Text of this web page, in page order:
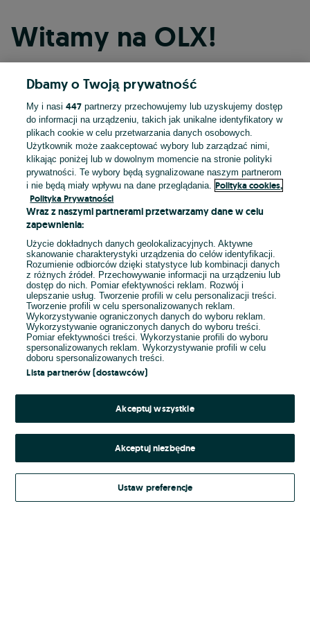
Witamy na OLX!
Kontynuuj przez Facebooka
Kontynuuj przez konto Apple
Kontynuuj przez konto Google
LUB
E-mail
Hasło
Kontynuując za pośrednictwem jednego z dostawców wskazanych powyżej,
Regulamin serwisu OLX.pl w jego aktualnym brzmieniu.
Dbamy o Twoją prywatność
My i nasi447 partnerzy przechowujemy lub uzyskujemy dostęp
do informacji na urządzeniu, takich jak unikalne identyfikatory w
plikach cookie w celu przetwarzania danych osobowych.
Użytkownik może zaakceptować wybory lub zarządzać nimi,
klikając poniżej lub w dowolnym momencie na stronie polityki
prywatności. Te wybory będą sygnalizowane naszym partnerom
i nie będą miały wpływu na dane przeglądania.
Polityka cookies,
Polityka Prywatności
Wraz z naszymi partnerami przetwarzamy dane w celu
zapewnienia:
Użycie dokładnych danych geolokalizacyjnych. Aktywne
skanowanie charakterystyki urządzenia do celów identyfikacji.
Rozumienie odbiorców dzięki statystyce lub kombinacji danych
z różnych źródeł. Przechowywanie informacji na urządzeniu lub
dostęp do nich. Pomiar efektywności reklam. Rozwój i
ulepszanie usług. Tworzenie profili w celu personalizacji treści.
Tworzenie profili w celu spersonalizowanych reklam.
Wykorzystywanie ograniczonych danych do wyboru reklam.
Wykorzystywanie ograniczonych danych do wyboru treści.
Pomiar efektywności treści. Wykorzystanie profili do wyboru
spersonalizowanych reklam. Wykorzystywanie profili w celu
doboru spersonalizowanych treści.
Lista partnerów (dostawców)
Akceptuj wszystkie
Akceptuj niezbędne
Ustaw preferencje